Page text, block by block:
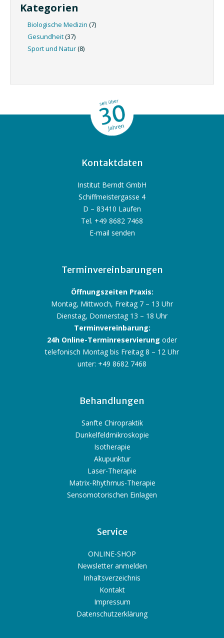
Kategorien
Biologische Medizin (7)
Gesundheit(37)
Sport und Natur(8)
Kontaktdaten
Institut Berndt GmbH
Schiffmeistergasse 4
D – 83410 Laufen
Tel. +49 8682 7468
E-mail senden
Terminvereinbarungen
Öffnungszeiten Praxis:
Montag, Mittwoch, Freitag 7 – 13 Uhr
Dienstag, Donnerstag 13 – 18 Uhr
Terminvereinbarung:
24h Online-Terminreservierung oder
telefonisch Montag bis Freitag 8 – 12 Uhr
unter: +49 8682 7468
Behandlungen
Sanfte Chiropraktik
Dunkelfeldmikroskopie
Isotherapie
Akupunktur
Laser-Therapie
Matrix-Rhythmus-Therapie
Sensomotorischen Einlagen
Service
ONLINE-SHOP
Newsletter anmelden
Inhaltsverzeichnis
Kontakt
Impressum
Datenschutzerklärung